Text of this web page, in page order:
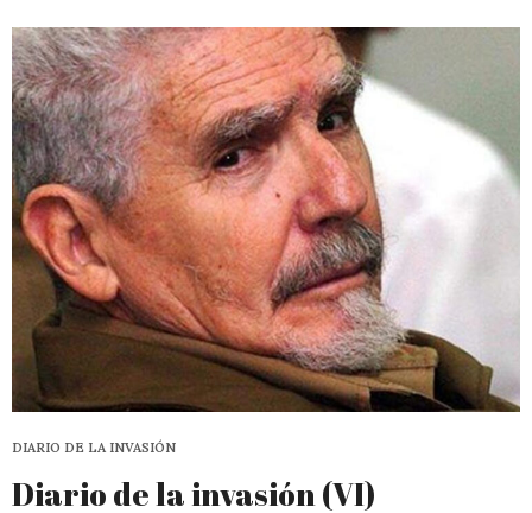
DIARIO DE LA INVASIÓN
Diario de la invasión (VI)